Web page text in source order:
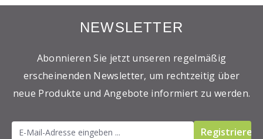
NEWSLETTER
Abonnieren Sie jetzt unseren regelmäßig
erscheinenden Newsletter, um rechtzeitig über
neue Produkte und Angebote informiert zu werden.
Registrieren